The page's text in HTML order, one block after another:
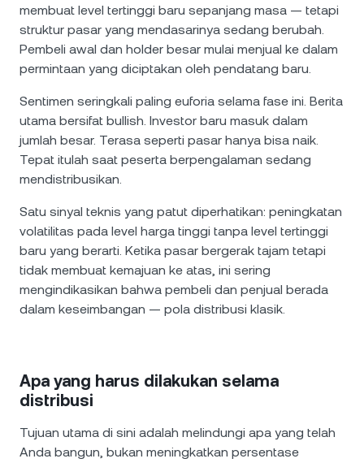
membuat level tertinggi baru sepanjang masa — tetapi
struktur pasar yang mendasarinya sedang berubah.
Pembeli awal dan holder besar mulai menjual ke dalam
permintaan yang diciptakan oleh pendatang baru.
Sentimen seringkali paling euforia selama fase ini. Berita
utama bersifat bullish. Investor baru masuk dalam
jumlah besar. Terasa seperti pasar hanya bisa naik.
Tepat itulah saat peserta berpengalaman sedang
mendistribusikan.
Satu sinyal teknis yang patut diperhatikan: peningkatan
volatilitas pada level harga tinggi tanpa level tertinggi
baru yang berarti. Ketika pasar bergerak tajam tetapi
tidak membuat kemajuan ke atas, ini sering
mengindikasikan bahwa pembeli dan penjual berada
dalam keseimbangan — pola distribusi klasik.
Apa yang harus dilakukan selama
distribusi
Tujuan utama di sini adalah melindungi apa yang telah
Anda bangun, bukan meningkatkan persentase